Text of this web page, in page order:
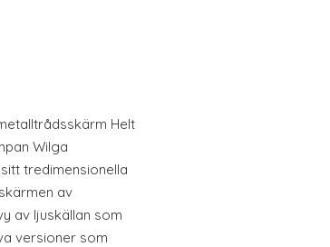
Helt
Wilga
tredimensionella
av
av ljuskällan som
versioner som